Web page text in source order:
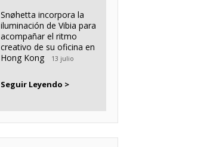
Snøhetta incorpora la
iluminación de Vibia para
acompañar el ritmo
creativo de su oficina en
Hong Kong
13 julio
Seguir Leyendo >